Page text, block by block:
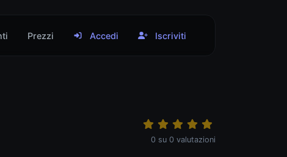
Prezzi Accedi Iscriviti
0 su 0 valutazioni